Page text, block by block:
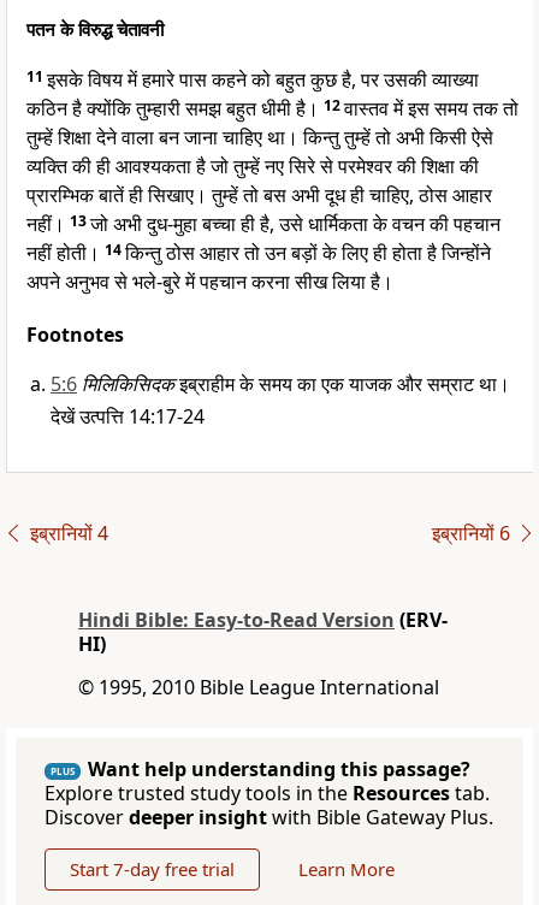
पतन के विरुद्ध चेतावनी
11इसके विषय में हमारे पास कहने को बहुत कुछ है, पर उसकी व्याख्या
कठिन है क्योंकि तुम्हारी समझ बहुत धीमी है। 12वास्तव में इस समय तक तो
तुम्हें शिक्षा देने वाला बन जाना चाहिए था। किन्तु तुम्हें तो अभी किसी ऐसे
व्यक्ति की ही आवश्यकता है जो तुम्हें नए सिरे से परमेश्वर की शिक्षा की
प्रारम्भिक बातें ही सिखाए। तुम्हें तो बस अभी दूध ही चाहिए, ठोस आहार
नहीं। 13जो अभी दुध-मुहा बच्चा ही है, उसे धार्मिकता के वचन की पहचान
नहीं होती। 14किन्तु ठोस आहार तो उन बड़ों के लिए ही होता है जिन्होंने
अपने अनुभव से भले-बुरे में पहचान करना सीख लिया है।
Footnotes
5:6 मिलिकिसिदकइब्राहीम के समय का एक याजक और सम्राट था।
देखें उत्पत्ति 14:17-24
इब्रानियों 4 इब्रानियों 6
Hindi Bible: Easy-to-Read Version (ERV-
HI)
© 1995, 2010 Bible League International
PLUS
Want help understanding this passage?
Explore trusted study tools in the Resourcestab.
Discoverdeeper insightwith Bible Gateway Plus.
Start 7-day free trial Learn More